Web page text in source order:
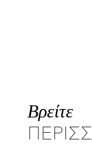
Βρείτε